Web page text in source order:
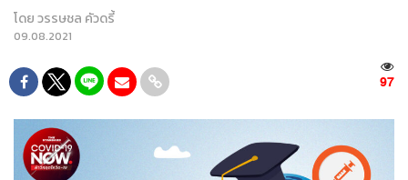
โดยวรรษชล คัวดรี้
09.08.2021
97